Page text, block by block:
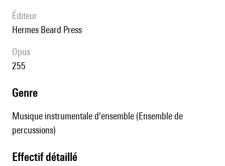
éditeur
Hermes Beard Press
Opus
255
genre
Musique instrumentale d'ensemble (Ensemble de
percussions)
effectif détaillé